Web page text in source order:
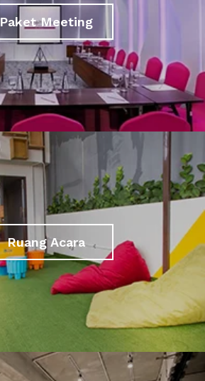
Paket Meeting
Ruang Acara